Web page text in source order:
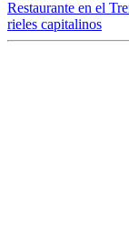
Restaurante en el
rieles capitalinos